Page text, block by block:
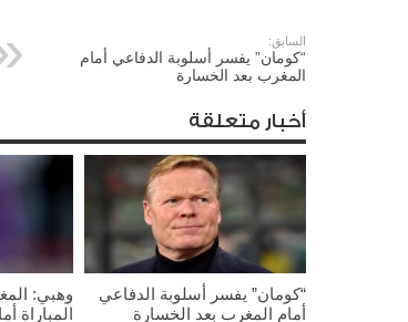
السابق:
“كومان” يفسر أسلوبة الدفاعي أمام
المغرب بعد الخسارة
أخبار متعلقة
“كومان” يفسر أسلوبة الدفاعي
أمام المغرب بعد الخسارة
وهبي:
المباراة